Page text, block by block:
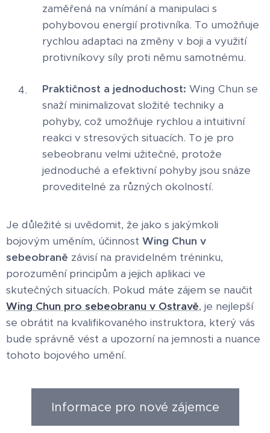
zaměřená na vnímání a manipulaci s
pohybovou energií protivníka. To umožňuje
rychlou adaptaci na změny v boji a využití
protivníkovy síly proti němu samotnému.
Praktičnost a jednoduchost: Wing Chun se
snaží minimalizovat složité techniky a
pohyby, což umožňuje rychlou a intuitivní
reakci v stresových situacích. To je pro
sebeobranu velmi užitečné, protože
jednoduché a efektivní pohyby jsou snáze
proveditelné za různých okolností.
Je důležité si uvědomit, že jako s jakýmkoli
bojovým uměním, účinnost Wing Chun v
sebeobraně závisí na pravidelném tréninku,
porozumění principům a jejich aplikaci ve
skutečných situacích. Pokud máte zájem se naučit
Wing Chun pro sebeobranu v Ostravě, je nejlepší
se obrátit na kvalifikovaného instruktora, který vás
bude správně vést a upozorní na jemnosti a nuance
tohoto bojového umění.
Informace pro nové zájemce